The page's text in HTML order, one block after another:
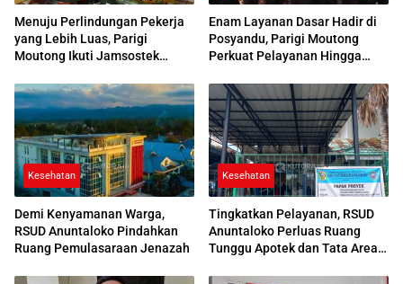
Menuju Perlindungan Pekerja
yang Lebih Luas, Parigi
Moutong Ikuti Jamsostek
Enam Layanan Dasar Hadir di
Posyandu, Parigi Moutong
Perkuat Pelayanan Hingga
Kesehatan
Demi Kenyamanan Warga,
RSUD Anuntaloko Pindahkan
Ruang Pemulasaraan Jenazah
Kesehatan
Tingkatkan Pelayanan, RSUD
Anuntaloko Perluas Ruang
Tunggu Apotek dan Tata Area